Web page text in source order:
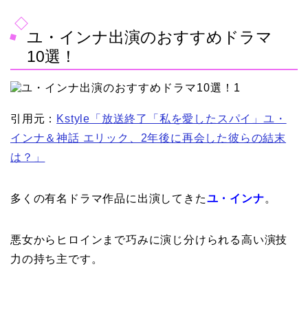
ユ・インナ出演のおすすめドラマ
10選！
引用元： Kstyle「放送終了「私を愛したスパイ」ユ・
インナ＆神話 エリック、2年後に再会した彼らの結末
は？」
多くの有名ドラマ作品に出演してきたユ・インナ。
悪女からヒロインまで巧みに演じ分けられる高い演技
力の持ち主です。